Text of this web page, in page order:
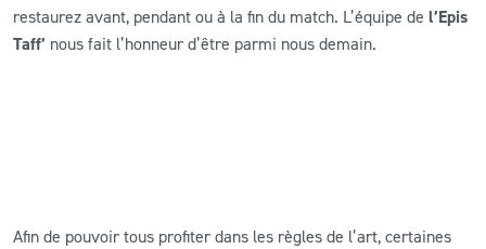
restaurez avant, pendant ou à la fin du match. L’équipe de l’Epis
Taff’ nous fait l’honneur d’être parmi nous demain.
Afin de pouvoir tous profiter dans les règles de l’art, certaines